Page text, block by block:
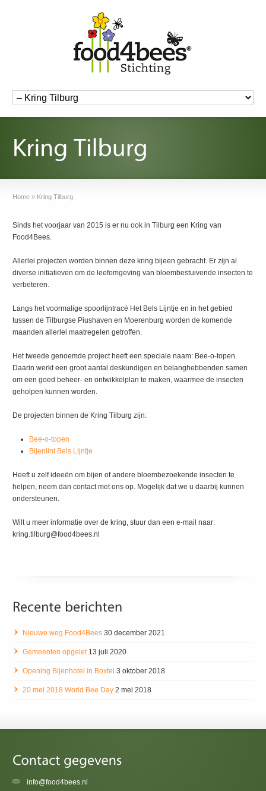
Home » Kring Tilburg
Sinds het voorjaar van 2015 is er nu ook in Tilburg een Kring van
Food4Bees.
Allerlei projecten worden binnen deze kring bijeen gebracht. Er zijn al
diverse initiatieven om de leefomgeving van bloembestuivende insecten te
verbeteren.
Langs het voormalige spoorlijntracé Het Bels Lijntje en in het gebied
tussen de Tilburgse Piushaven en Moerenburg worden de komende
maanden allerlei maatregelen getroffen.
Het tweede genoemde project heeft een speciale naam: Bee-o-topen.
Daarin werkt een groot aantal deskundigen en belanghebbenden samen
om een goed beheer- en ontwikkelplan te maken, waarmee de insecten
geholpen kunnen worden.
De projecten binnen de Kring Tilburg zijn:
Bee-o-topen
Bijenlint Bels Lijntje
Heeft u zelf ideeën om bijen of andere bloembezoekende insecten te
helpen, neem dan contact met ons op. Mogelijk dat we u daarbij kunnen
ondersteunen.
Wilt u meer informatie over de kring, stuur dan een e-mail naar:
kring.tilburg@food4bees.nl
Nieuwe weg Food4Bees 30 december 2021
Gemeenten opgelet 13 juli 2020
Opening Bijenhotel in Boxtel 3 oktober 2018
20 mei 2018 World Bee Day 2 mei 2018
info@food4bees.nl